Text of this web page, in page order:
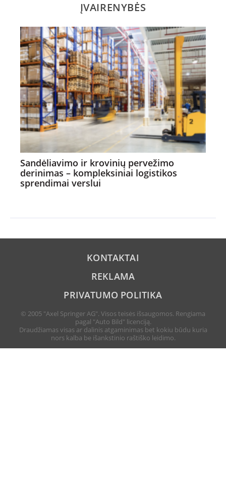
ĮVAIRENYBĖS
Sandėliavimo ir krovinių pervežimo
derinimas – kompleksiniai logistikos
sprendimai verslui
KONTAKTAI
REKLAMA
PRIVATUMO POLITIKA
© 2005 "Axel Springer AG". Visos teisės išsaugomos. Rengiama
pagal "Auto Bild" licenciją.
Draudžiamas visas ar dalinis atgaminimas bet kokiu būdu kuria
nors kalba be išankstinio raštiško leidimo.